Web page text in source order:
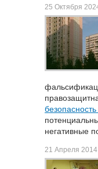
25 Октября
негативные
21 Апреля 2014